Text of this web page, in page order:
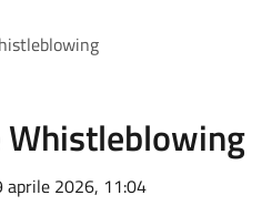
Whistleblowing
aprile 2026, 11:04